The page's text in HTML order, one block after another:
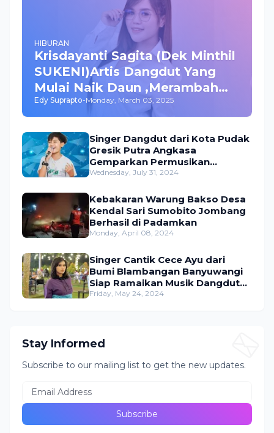
HIBURAN
Krisdayanti Sagita (Dek Minthil
SUKENI)Artis Dangdut Yang
Mulai Naik Daun ,Merambah
Bisnis dan Akting
Edy Suprapto-Monday, March 03, 2025
Singer Dangdut dari Kota Pudak
Gresik Putra Angkasa
Gemparkan Permusikan
Dangdut Indonesia
Wednesday, July 31, 2024
Kebakaran Warung Bakso Desa
Kendal Sari Sumobito Jombang
Berhasil di Padamkan
Monday, April 08, 2024
Singer Cantik Cece Ayu dari
Bumi Blambangan Banyuwangi
Siap Ramaikan Musik Dangdut
Indonesia
Friday, May 24, 2024
Stay Informed
Subscribe to our mailing list to get the new updates.